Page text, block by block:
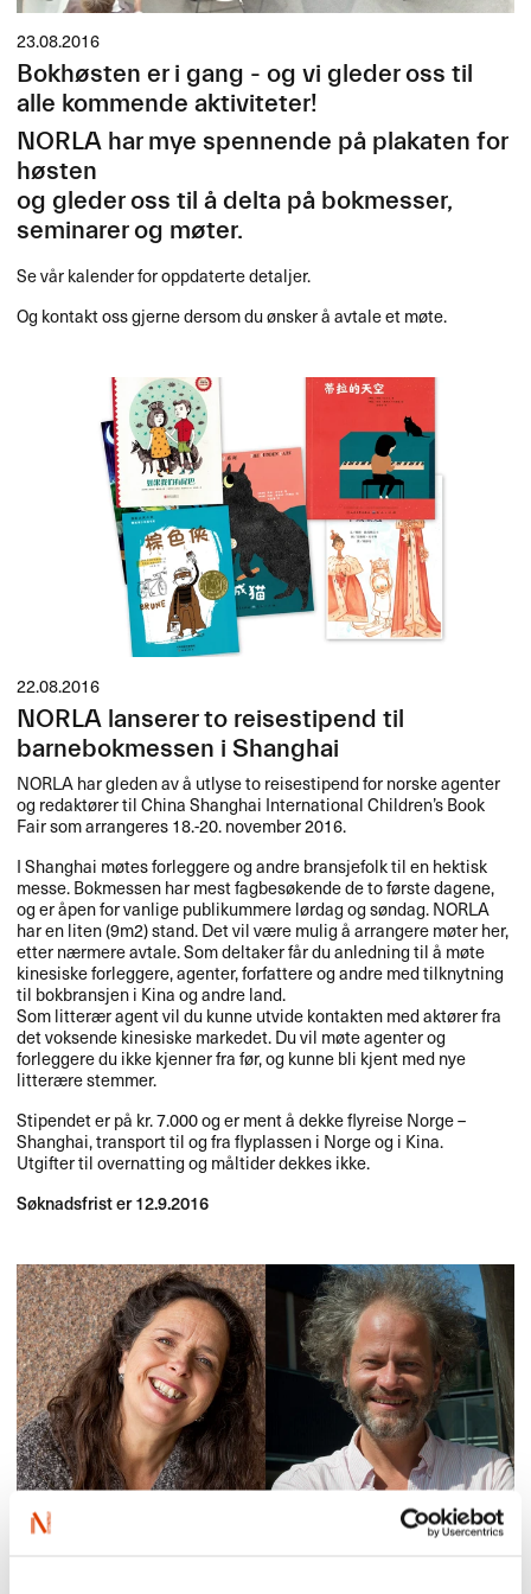
23.08.2016
Bokhøsten er i gang - og vi gleder oss til
alle kommende aktiviteter!
NORLA har mye spennende på plakaten for
høsten
og gleder oss til å delta på bokmesser,
seminarer og møter.
Se vår kalender for oppdaterte detaljer.
Og kontakt oss gjerne dersom du ønsker å avtale et møte.
22.08.2016
NORLA lanserer to reisestipend til
barnebokmessen i Shanghai
NORLAhar gleden av å utlyse to reisestipend for norske agenter
og redaktører til China Shanghai International Children’s Book
Fair som arrangeres 18.-20. november 2016.
I Shanghai møtes forleggere og andre bransjefolk til en hektisk
messe. Bokmessen har mest fagbesøkende de to første dagene,
og er åpen for vanlige publikummere lørdag og søndag.NORLA
har en liten (9m2) stand. Det vil være mulig å arrangere møter her,
etter nærmere avtale. Som deltaker får du anledning til å møte
kinesiske forleggere, agenter, forfattere og andre med tilknytning
til bokbransjen i Kina og andre land.
Som litterær agent vil du kunne utvide kontakten med aktører fra
det voksende kinesiske markedet. Du vil møte agenter og
forleggere du ikke kjenner fra før, og kunne bli kjent med nye
litterære stemmer.
Stipendet er på kr. 7.000 og er ment å dekke flyreise Norge –
Shanghai, transport til og fra flyplassen i Norge og i Kina.
Utgifter til overnatting og måltider dekkes ikke.
Søknadsfrist er 12.9.2016